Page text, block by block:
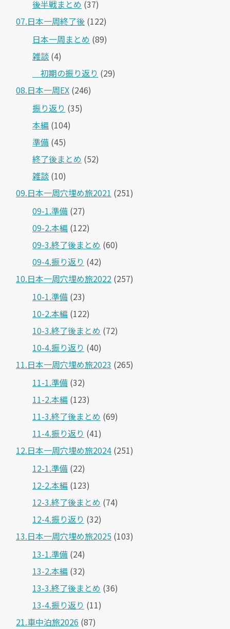
後半戦まとめ (37)
07.日本一周終了後 (122)
日本一周まとめ (89)
雑談 (4)
＿初期の振り返り (29)
08.日本一周EX (246)
振り返り (35)
本編 (104)
準備 (45)
終了後まとめ (52)
雑談 (10)
09.日本一周穴埋め旅2021 (251)
09-1.準備 (27)
09-2.本編 (122)
09-3.終了後まとめ (60)
09-4.振り返り (42)
10.日本一周穴埋め旅2022 (257)
10-1.準備 (23)
10-2.本編 (122)
10-3.終了後まとめ (72)
10-4.振り返り (40)
11.日本一周穴埋め旅2023 (265)
11-1.準備 (32)
11-2.本編 (123)
11-3.終了後まとめ (69)
11-4.振り返り (41)
12.日本一周穴埋め旅2024 (251)
12-1.準備 (22)
12-2.本編 (123)
12-3.終了後まとめ (74)
12-4.振り返り (32)
13.日本一周穴埋め旅2025 (103)
13-1.準備 (24)
13-2.本編 (32)
13-3.終了後まとめ (36)
13-4.振り返り (11)
21.車中泊旅2026 (87)